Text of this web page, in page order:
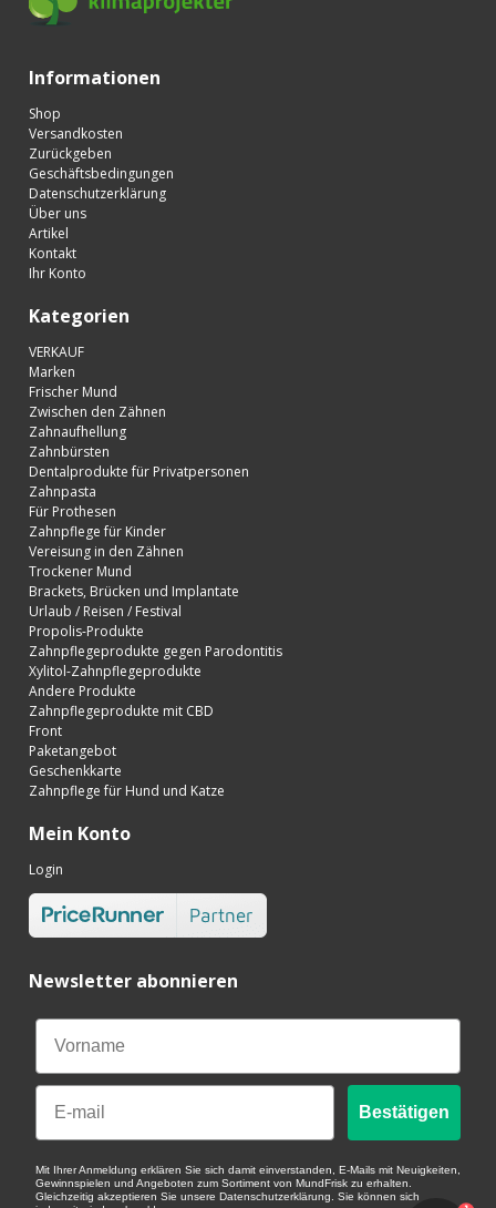
Informationen
Shop
Versandkosten
Zurückgeben
Geschäftsbedingungen
Datenschutzerklärung
Über uns
Artikel
Kontakt
Ihr Konto
Kategorien
VERKAUF
Marken
Frischer Mund
Zwischen den Zähnen
Zahnaufhellung
Zahnbürsten
Dentalprodukte für Privatpersonen
Zahnpasta
Für Prothesen
Zahnpflege für Kinder
Vereisung in den Zähnen
Trockener Mund
Brackets, Brücken und Implantate
Urlaub / Reisen / Festival
Propolis-Produkte
Zahnpflegeprodukte gegen Parodontitis
Xylitol-Zahnpflegeprodukte
Andere Produkte
Zahnpflegeprodukte mit CBD
Front
Paketangebot
Geschenkkarte
Zahnpflege für Hund und Katze
Mein Konto
Login
Newsletter abonnieren
Email
Bestätigen
Mit Ihrer Anmeldung erklären Sie sich damit einverstanden, E-Mails mit Neuigkeiten,
Gewinnspielen und Angeboten zum Sortiment von MundFrisk zu erhalten.
Gleichzeitig akzeptieren Sie unsere Datenschutzerklärung. Sie können sich